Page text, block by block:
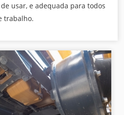
usar, e adequada para todos
trabalho.